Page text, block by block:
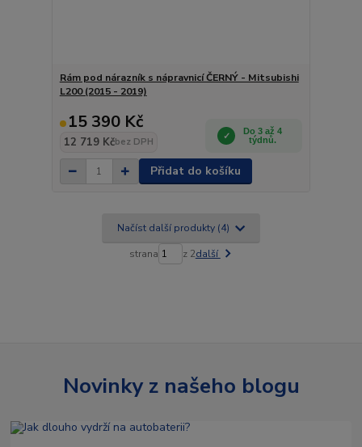
Rám pod nárazník s nápravnicí ČERNÝ - Mitsubishi
L200 (2015 - 2019)
15 390 Kč
12 719 Kčbez DPH
Do 3 až 4
týdnů.
Přidat do košíku
Načíst další produkty (4)
strana z 2další
Novinky z našeho blogu